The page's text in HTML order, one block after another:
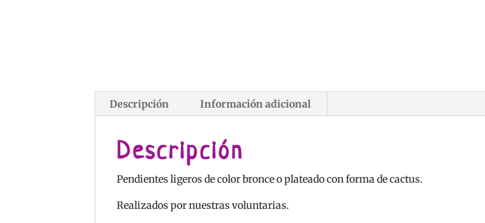
Descripción Información adicional
Descripción
Pendientes ligeros de color bronce o plateado con forma de cactus.
Realizados por nuestras voluntarias.